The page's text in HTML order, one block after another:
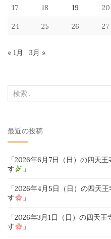
17 18 19 20
24 25 26 27
« 1月 3月 »
検
象:
最近の投稿
「2026年6月7日（日）の四天
す
」
「2026年4月5日（日）の四天
す
」
「2026年3月1日（日）の四天
す
」